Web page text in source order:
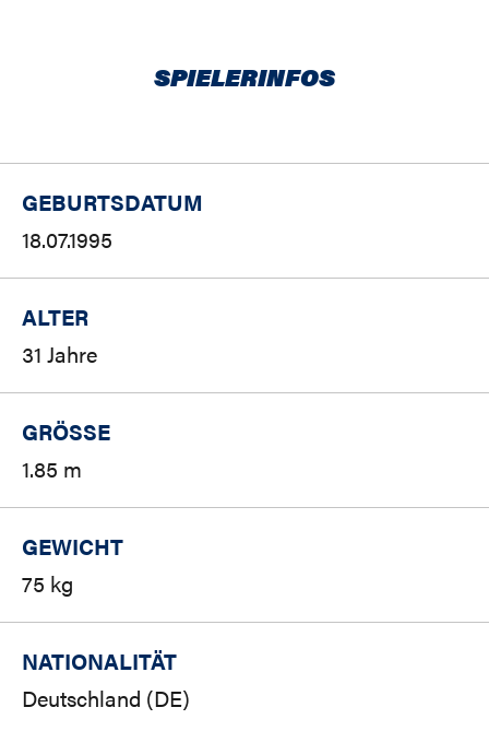
SPIELERINFOS
GEBURTSDATUM
18.07.1995
ALTER
31 Jahre
GRÖSSE
1.85 m
GEWICHT
75 kg
NATIONALITÄT
Deutschland (DE)